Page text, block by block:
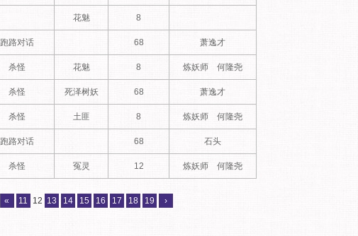
花魅 8
跑路对话 68 萧逸才
杀怪 花魅 8 炼妖师 何隆尧
杀怪 死泽树妖 68 萧逸才
杀怪 土匪 8 炼妖师 何隆尧
跑路对话 68 石头
杀怪 冤灵 12 炼妖师 何隆尧
« 11 12 13 14 15 16 17 18 19 ›